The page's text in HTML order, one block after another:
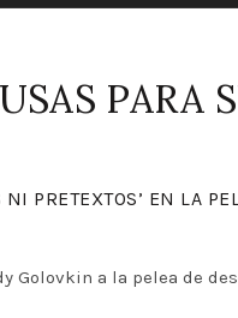
PARA
PRETEXTOS’ EN LA
Golovkin a la pelea de